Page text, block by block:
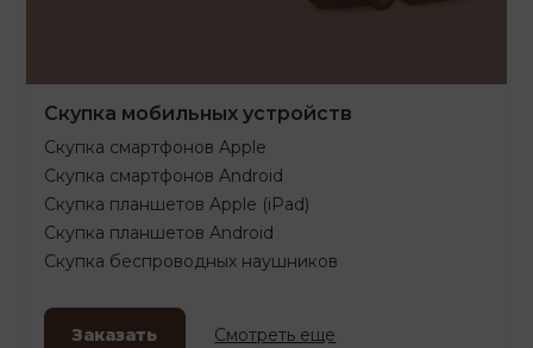
Скупка мобильных устройств
Скупка смартфонов Apple
Скупка смартфонов Android
Скупка планшетов Apple (iPad)
Скупка планшетов Android
Скупка беспроводных наушников
Заказать Смотреть еще